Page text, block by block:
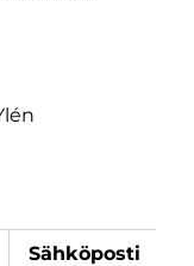
Sähköposti